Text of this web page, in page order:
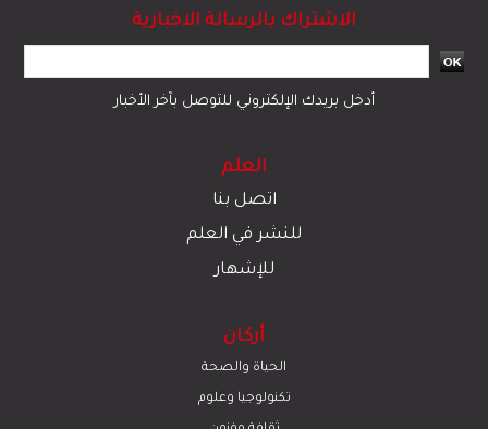
الاشتراك بالرسالة الاخبارية
أدخل بريدك الإلكتروني للتوصل بآخر الأخبار
العلم
اتصل بنا
للنشر في العلم
للإشهار
أركان
الحياة والصحة
تكنولوجيا وعلوم